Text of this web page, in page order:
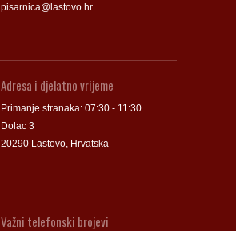
pisarnica@lastovo.hr
Adresa i djelatno vrijeme
Primanje stranaka: 07:30 - 11:30
Dolac 3
20290 Lastovo, Hrvatska
Važni telefonski brojevi